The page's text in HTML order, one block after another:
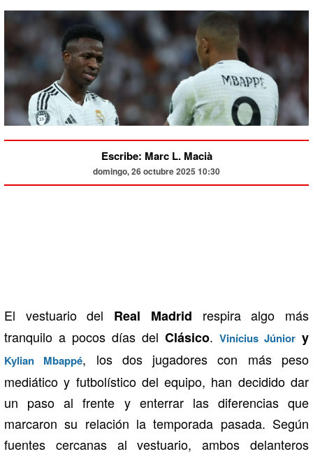
Escribe: Marc L. Macià
domingo, 26 octubre 2025 10:30
El vestuario del Real Madrid respira algo más
tranquilo a pocos días del Clásico. Vinícius Júnior y
Kylian Mbappé, los dos jugadores con más peso
mediático y futbolístico del equipo, han decidido dar
un paso al frente y enterrar las diferencias que
marcaron su relación la temporada pasada. Según
fuentes cercanas al vestuario, ambos delanteros